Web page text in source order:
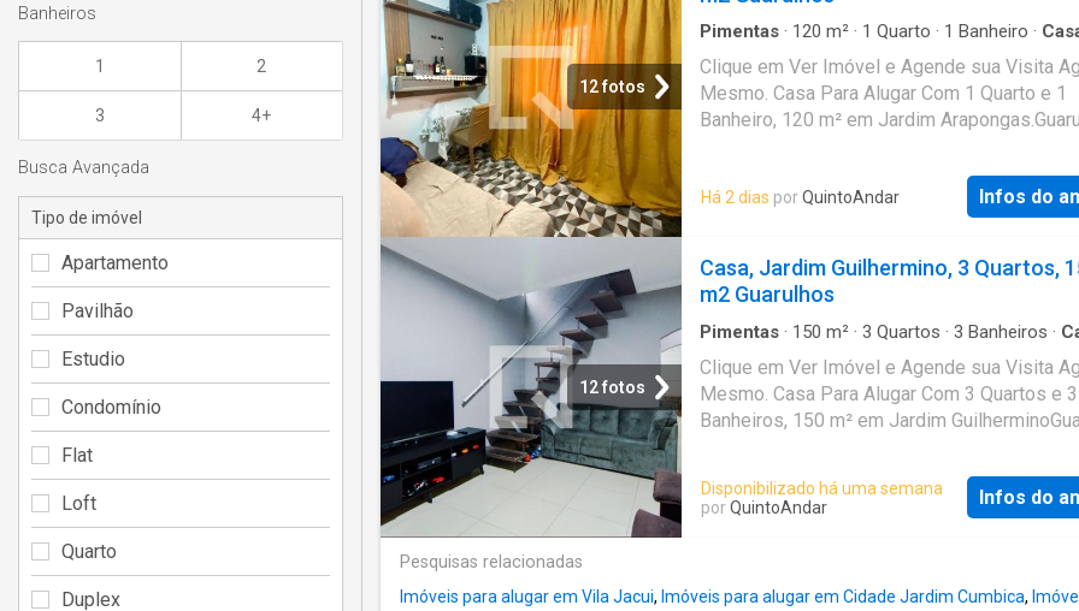
12 fotos
Pimentas · 120 m² · 1 Quarto · 1 Banheiro ·
Clique em Ver Imóvel e Agende sua Visita
Mesmo. Casa Para Alugar Com 1 Quarto e 1
Banheiro, 120 m² em Jardim
Há 2 dias porQuintoAndar Infos do
12 fotos
Casa, Jardim Guilhermino, 3 Quartos,
m2 Guarulhos
Pimentas · 150 m² · 3 Quartos · 3 Banheiros ·
Clique em Ver Imóvel e Agende sua Visita
Mesmo. Casa Para Alugar Com 3 Quartos e 3
Banheiros, 150 m² em Jardim
Disponibilizado há uma semana
porQuintoAndar Infos do
Pesquisas relacionadas
Imóveis para alugar em Vila Jacui, Imóveis para alugar em Cidade Jardim Cumbica,
Banheiros
1 2
3 4+
Busca Avançada
Tipo de imóvel
Apartamento
Pavilhão
Estudio
Condomínio
Flat
Loft
Quarto
Duplex